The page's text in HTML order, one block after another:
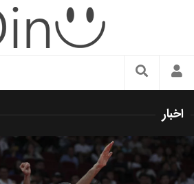
سبک زندگی
زیبایی و آرایش
شیک پوشی
اخبار